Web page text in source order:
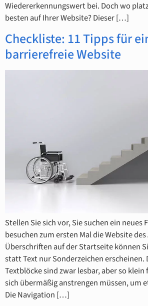
Wiedererkennungswert bei. Doch wo
besten auf Ihrer Website? Dieser […]
Checkliste: 11 Tipps für
barrierefreie Website
Stellen Sie sich vor, Sie suchen ein neues
besuchen zum ersten Mal die Website
Überschriften auf der Startseite können
statt Text nur Sonderzeichen erscheinen.
Textblöcke sind zwar lesbar, aber so
sich übermäßig anstrengen müssen, um
Die Navigation […]